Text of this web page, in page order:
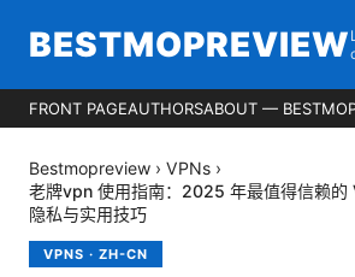
BESTMOPREVIEW
FRONT PAGEAUTHORSABOUT —
Bestmopreview › VPNs ›
老牌vpn 使用指南：2025 年最值得信赖的
隐私与实用技巧
VPNS · ZH-CN